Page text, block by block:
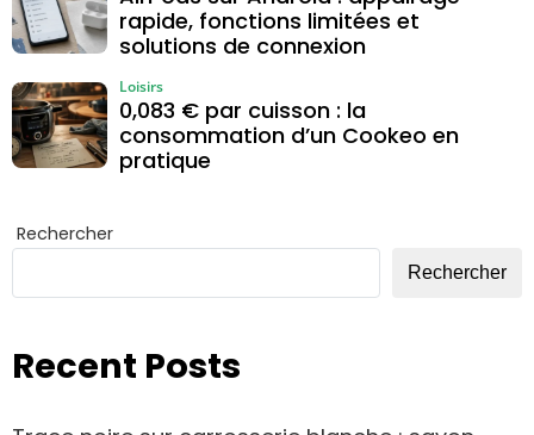
rapide, fonctions limitées et
solutions de connexion
0,083 € par cuisson : la
consommation d’un Cookeo en
pratique
Loisirs
Rechercher
Rechercher
Recent Posts